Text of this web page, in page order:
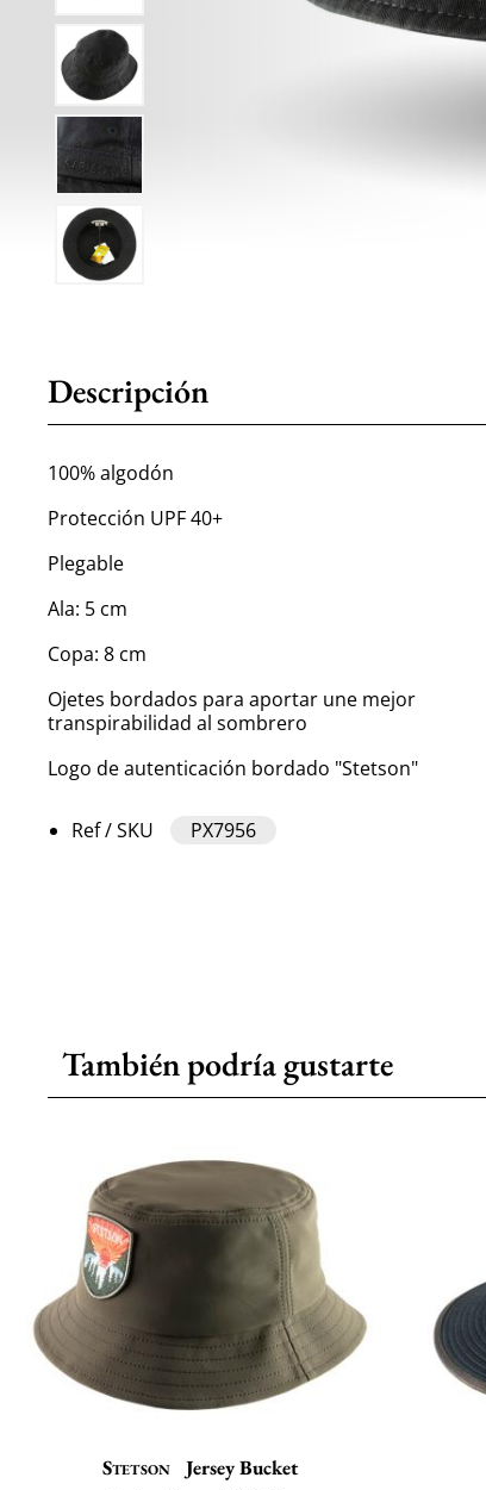
Descripción
100% algodón
Protección UPF 40+
Plegable
Ala: 5 cm
Copa: 8 cm
Ojetes bordados para aportar une mejor
transpirabilidad al sombrero
Logo de autenticación bordado "Stetson"
Ref / SKU PX7956
También podría gustarte
Stetson Jersey Bucket